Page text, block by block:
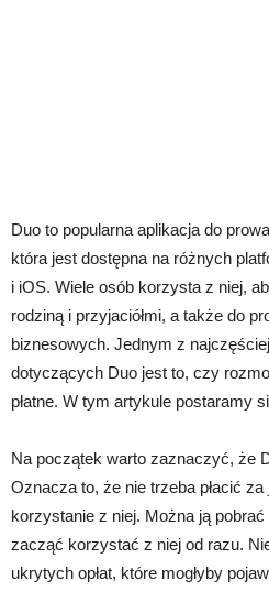
Duo to popularna aplikacja do
która jest dostępna na różnych
i iOS. Wiele osób korzysta z niej,
rodziną i przyjaciółmi, a także do
biznesowych. Jednym z
dotyczących Duo jest to, czy
płatne. W tym artykule postaramy
Na początek warto zaznaczyć, że
Oznacza to, że nie trzeba płacić za
korzystanie z niej. Można ją
zacząć korzystać z niej od razu.
ukrytych opłat, które mogłyby